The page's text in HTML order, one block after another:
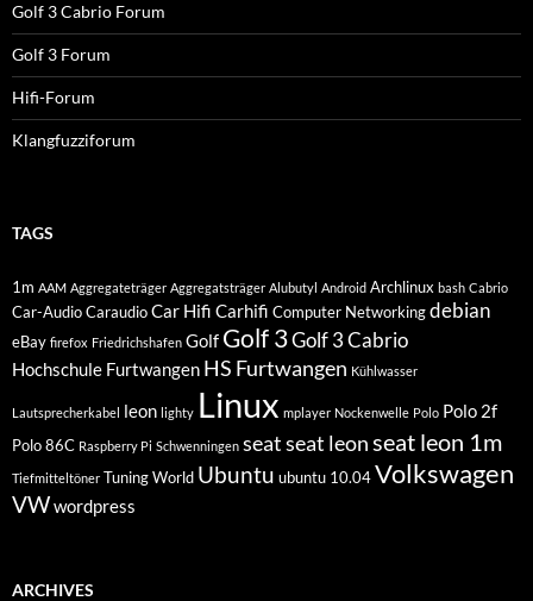
Golf 3 Cabrio Forum
Golf 3 Forum
Hifi-Forum
Klangfuzziforum
TAGS
1m AAM Aggregateträger Aggregatsträger Alubutyl Android Archlinux bash Cabrio
Car-AudioCaraudioCar Hifi Carhifi Computer Networkingdebian
eBay firefox Friedrichshafen Golf Golf 3Golf 3 Cabrio
Hochschule Furtwangen HS Furtwangen Kühlwasser
Lautsprecherkabel leon lighty Linux mplayer Nockenwelle Polo Polo 2f
Polo 86C Raspberry Pi Schwenningen seatseat leonseat leon 1m
Tiefmitteltöner Tuning World Ubuntu ubuntu 10.04Volkswagen
VWwordpress
ARCHIVES